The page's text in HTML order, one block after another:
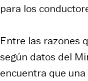
para los
Entre las razones
según datos del
encuentra que